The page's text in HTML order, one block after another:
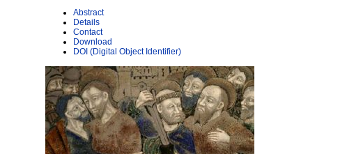
Abstract
Details
Contact
Download
DOI (Digital Object Identifier)